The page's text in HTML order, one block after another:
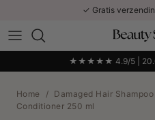
✓ Gratis
★★★★★ 4.9/5 |
Home / Damaged Hair Shampoo
Conditioner 250 ml